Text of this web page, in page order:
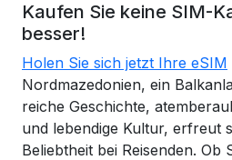
Kaufen Sie keine SIM-
besser!
Holen Sie sich jetzt Ihre eSIM
Nordmazedonien, ein
reiche Geschichte,
und lebendige Kultur, erfreut
Beliebtheit bei Reisenden. Ob